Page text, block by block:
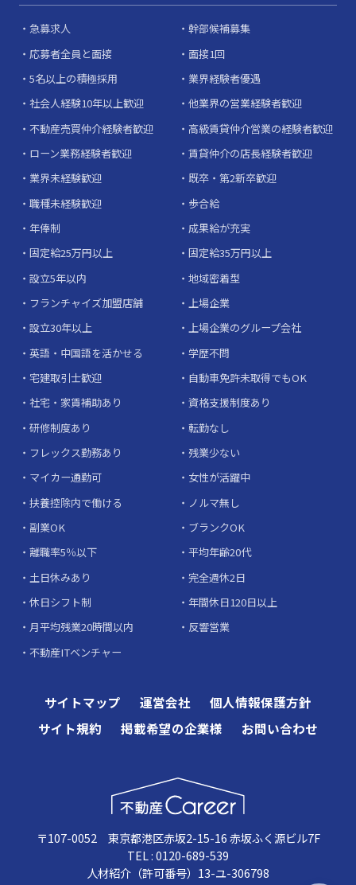
急募求人
幹部候補募集
応募者全員と面接
面接1回
5名以上の積極採用
業界経験者優遇
社会人経験10年以上歓迎
他業界の営業経験者歓迎
不動産売買仲介経験者歓迎
高級賃貸仲介営業の経験者歓迎
ローン業務経験者歓迎
賃貸仲介の店長経験者歓迎
業界未経験歓迎
既卒・第2新卒歓迎
職種未経験歓迎
歩合給
年俸制
成果給が充実
固定給25万円以上
固定給35万円以上
設立5年以内
地域密着型
フランチャイズ加盟店舗
上場企業
設立30年以上
上場企業のグループ会社
英語・中国語を活かせる
学歴不問
宅建取引士歓迎
自動車免許未取得でもOK
社宅・家賃補助あり
資格支援制度あり
研修制度あり
転勤なし
フレックス勤務あり
残業少ない
マイカー通勤可
女性が活躍中
扶養控除内で働ける
ノルマ無し
副業OK
ブランクOK
離職率5％以下
平均年齢20代
土日休みあり
完全週休2日
休日シフト制
年間休日120日以上
月平均残業20時間以内
反響営業
不動産ITベンチャー
サイトマップ 運営会社
個人情報保護方針
サイト規約
掲載希望の企業様 お問い合わせ
〒107-0052 東京都港区赤坂2-15-16 赤坂ふく源ビル7F
TEL : 0120-689-539
人材紹介（許可番号）13-ユ-306798